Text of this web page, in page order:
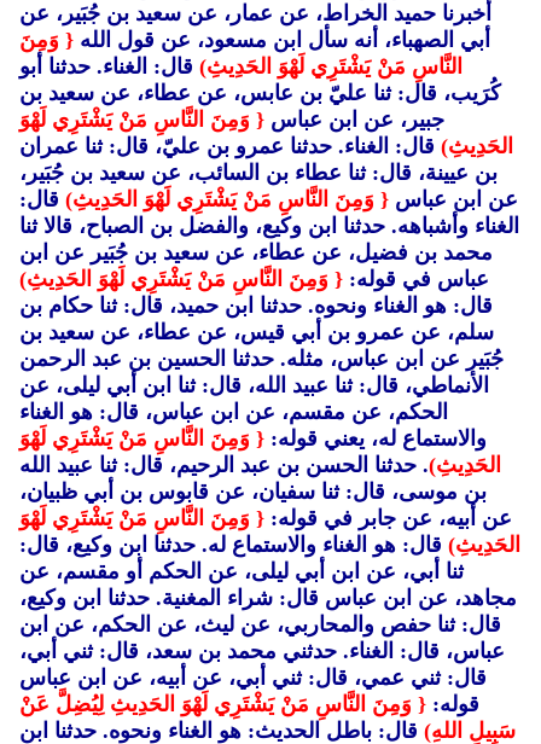
أخبرنا حميد الخراط، عن عمار، عن سعيد بن جُبَير، عن
أبي الصهباء، أنه سأل ابن مسعود، عن قول الله { وَمِنَ
النَّاسِ مَنْ يَشْتَرِي لَهْوَ الحَدِيثِ) قال: الغناء. حدثنا أبو
كُرَيب، قال: ثنا عليّ بن عابس، عن عطاء، عن سعيد بن
جبير، عن ابن عباس { وَمِنَ النَّاسِ مَنْ يَشْتَرِي لَهْوَ
الحَدِيثِ) قال: الغناء. حدثنا عمرو بن عليّ، قال: ثنا عمران
بن عيينة، قال: ثنا عطاء بن السائب، عن سعيد بن جُبَير،
عن ابن عباس { وَمِنَ النَّاسِ مَنْ يَشْتَرِي لَهْوَ الحَدِيثِ) قال:
الغناء وأشباهه. حدثنا ابن وكيع، والفضل بن الصباح، قالا ثنا
محمد بن فضيل، عن عطاء، عن سعيد بن جُبَير عن ابن
عباس في قوله: { وَمِنَ النَّاسِ مَنْ يَشْتَرِي لَهْوَ الحَدِيثِ)
قال: هو الغناء ونحوه. حدثنا ابن حميد، قال: ثنا حكام بن
سلم، عن عمرو بن أبي قيس، عن عطاء، عن سعيد بن
جُبَير عن ابن عباس، مثله. حدثنا الحسين بن عبد الرحمن
الأنماطي، قال: ثنا عبيد الله، قال: ثنا ابن أبي ليلى، عن
الحكم، عن مقسم، عن ابن عباس، قال: هو الغناء
والاستماع له، يعني قوله: { وَمِنَ النَّاسِ مَنْ يَشْتَرِي لَهْوَ
الحَدِيثِ). حدثنا الحسن بن عبد الرحيم، قال: ثنا عبيد الله
بن موسى، قال: ثنا سفيان، عن قابوس بن أبي ظبيان،
عن أبيه، عن جابر في قوله: { وَمِنَ النَّاسِ مَنْ يَشْتَرِي لَهْوَ
الحَدِيثِ) قال: هو الغناء والاستماع له. حدثنا ابن وكيع، قال:
ثنا أبي، عن ابن أبي ليلى، عن الحكم أو مقسم، عن
مجاهد، عن ابن عباس قال: شراء المغنية. حدثنا ابن وكيع،
قال: ثنا حفص والمحاربي، عن ليث، عن الحكم، عن ابن
عباس، قال: الغناء. حدثني محمد بن سعد، قال: ثني أبي،
قال: ثني عمي، قال: ثني أبي، عن أبيه، عن ابن عباس
قوله: { وَمِنَ النَّاسِ مَنْ يَشْتَرِي لَهْوَ الحَدِيثِ لِيُضِلَّ عَنْ
سَبِيلِ اللهِ) قال: باطل الحديث: هو الغناء ونحوه. حدثنا ابن